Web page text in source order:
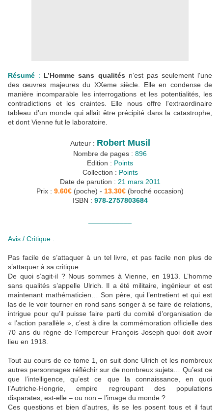
Résumé : L’Homme sans qualités n’est pas seulement l'une
des œuvres majeures du XXeme siècle. Elle en condense de
manière incomparable les interrogations et les potentialités, les
contradictions et les craintes. Elle nous offre l'extraordinaire
tableau d’un monde qui allait être précipité dans la catastrophe,
et dont Vienne fut le laboratoire.
Auteur : Robert Musil
Nombre de pages : 896
Edition : Points
Collection : Points
Date de parution : 21 mars 2011
Prix : 9.60€ (poche) - 13.30€ (broché occasion)
ISBN : 978-2757803684
Avis / Critique :
Pas facile de s’attaquer à un tel livre, et pas facile non plus de
s’attaquer à sa critique…
De quoi s’agit-il ? Nous sommes à Vienne, en 1913. L’homme
sans qualités s’appelle Ulrich. Il a été militaire, ingénieur et est
maintenant mathématicien… Son père, qui l’entretient et qui est
las de le voir tourner en rond sans songer à se faire de relations,
intrigue pour qu’il puisse faire parti du comité d’organisation de
« l’action parallèle », c’est à dire la commémoration officielle des
70 ans du règne de l’empereur François Joseph quoi doit avoir
lieu en 1918.
Tout au cours de ce tome 1, on suit donc Ulrich et les nombreux
autres personnages réfléchir sur de nombreux sujets… Qu’est ce
que l’intelligence, qu’est ce que la connaissance, en quoi
l’Autriche-Hongrie, empire regroupant des populations
disparates, est-elle – ou non – l’image du monde ?
Ces questions et bien d’autres, ils se les posent tous et il faut